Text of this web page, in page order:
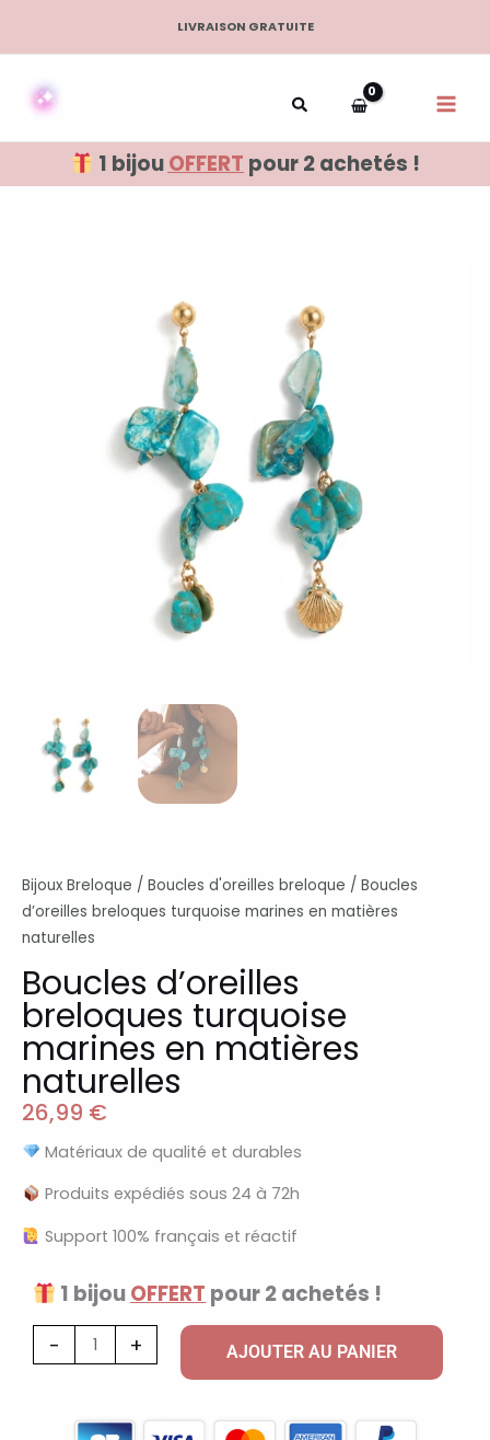
LIVRAISON GRATUITE
1 bijouOFFERT pour 2 achetés !
Bijoux Breloque / Boucles d'oreilles breloque / Boucles
d’oreilles breloques turquoise marines en matières
naturelles
Boucles d’oreilles
breloques turquoise
marines en matières
naturelles
26,99 €
Matériaux de qualité et durables
Produits expédiés sous 24 à 72h
Support 100% français et réactif
1 bijouOFFERT pour 2 achetés !
-
quantité
de
d'oreilles
+ AJOUTER AU PANIER